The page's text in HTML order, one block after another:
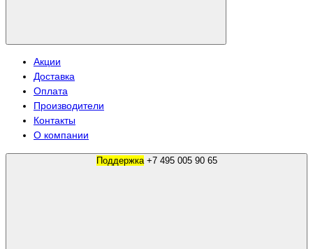
Акции
Доставка
Оплата
Производители
Контакты
О компании
Поддержка +7 495 005 90 65